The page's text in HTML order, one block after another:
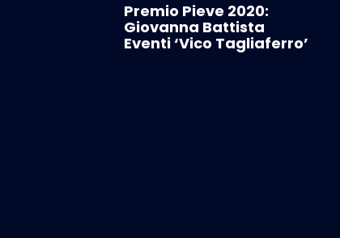
Premio Pieve 2020:
Giovanna Battista
Eventi ‘Vico Tagliaferro’